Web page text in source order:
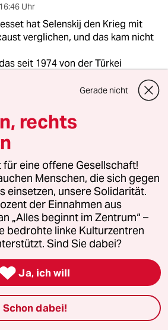
16:46 Uhr
hat Selenskij den Krieg mit
verglichen, und das kam nicht
seit 1974 von der Türkei
Anteilnahme darüber
Es zeigt eben nur, dass Selenskij
Mensch ist, und Menschen
eben schon mal Fehler. Ist
wieso seine Berater da nicht
haben.
,20:47 Uhr
Eisenbeiß:
weil seine Berater nichts
einzuwenden haben,
wir ihr Chef?
Gerade nicht
rechts
eine offene Gesellschaft!
Menschen, die sich gegen
einsetzen, unsere Solidarität.
der Einnahmen aus
„Alles beginnt im Zentrum“ –
bedrohte linke Kulturzentren
Sind Sie dabei?
 Ja, ich will
Schon dabei!